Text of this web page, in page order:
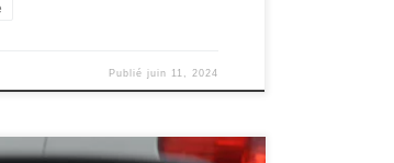
Publiéjuin 11, 2024